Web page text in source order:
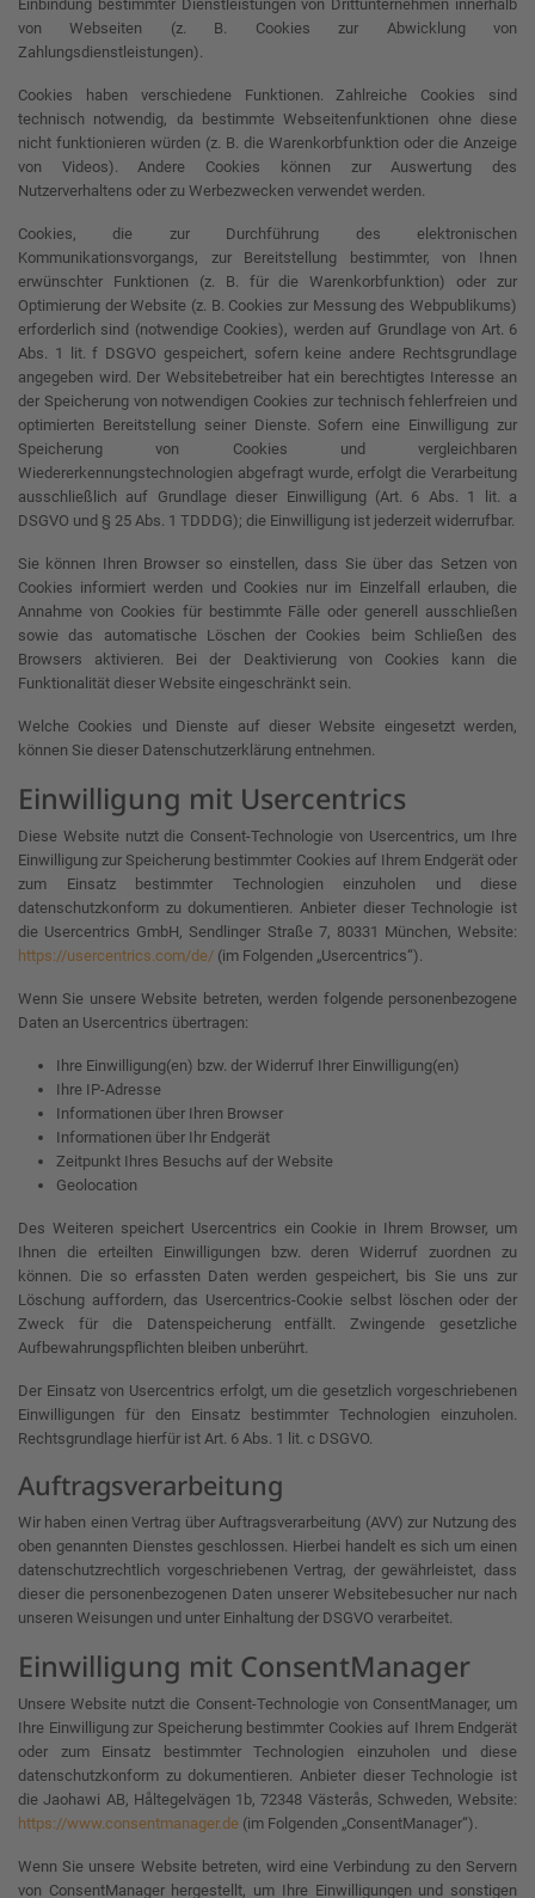
Einbindung bestimmter Dienstleistungen von Drittunternehmen innerhalb
von Webseiten (z. B. Cookies zur Abwicklung von
Zahlungsdienstleistungen).
Cookies haben verschiedene Funktionen. Zahlreiche Cookies sind
technisch notwendig, da bestimmte Webseitenfunktionen ohne diese
nicht funktionieren würden (z. B. die Warenkorbfunktion oder die Anzeige
von Videos). Andere Cookies können zur Auswertung des
Nutzerverhaltens oder zu Werbezwecken verwendet werden.
Cookies, die zur Durchführung des elektronischen
Kommunikationsvorgangs, zur Bereitstellung bestimmter, von Ihnen
erwünschter Funktionen (z. B. für die Warenkorbfunktion) oder zur
Optimierung der Website (z. B. Cookies zur Messung des Webpublikums)
erforderlich sind (notwendige Cookies), werden auf Grundlage von Art. 6
Abs. 1 lit. f DSGVO gespeichert, sofern keine andere Rechtsgrundlage
angegeben wird. Der Websitebetreiber hat ein berechtigtes Interesse an
der Speicherung von notwendigen Cookies zur technisch fehlerfreien und
optimierten Bereitstellung seiner Dienste. Sofern eine Einwilligung zur
Speicherung von Cookies und vergleichbaren
Wiedererkennungstechnologien abgefragt wurde, erfolgt die Verarbeitung
ausschließlich auf Grundlage dieser Einwilligung (Art. 6 Abs. 1 lit. a
DSGVO und § 25 Abs. 1 TDDDG); die Einwilligung ist jederzeit widerrufbar.
Sie können Ihren Browser so einstellen, dass Sie über das Setzen von
Cookies informiert werden und Cookies nur im Einzelfall erlauben, die
Annahme von Cookies für bestimmte Fälle oder generell ausschließen
sowie das automatische Löschen der Cookies beim Schließen des
Browsers aktivieren. Bei der Deaktivierung von Cookies kann die
Funktionalität dieser Website eingeschränkt sein.
Welche Cookies und Dienste auf dieser Website eingesetzt werden,
können Sie dieser Datenschutzerklärung entnehmen.
Einwilligung mit Usercentrics
Diese Website nutzt die Consent-Technologie von Usercentrics, um Ihre
Einwilligung zur Speicherung bestimmter Cookies auf Ihrem Endgerät oder
zum Einsatz bestimmter Technologien einzuholen und diese
datenschutzkonform zu dokumentieren. Anbieter dieser Technologie ist
die Usercentrics GmbH, Sendlinger Straße 7, 80331 München, Website:
https://usercentrics.com/de/ (im Folgenden „Usercentrics“).
Wenn Sie unsere Website betreten, werden folgende personenbezogene
Daten an Usercentrics übertragen:
Ihre Einwilligung(en) bzw. der Widerruf Ihrer Einwilligung(en)
Ihre IP-Adresse
Informationen über Ihren Browser
Informationen über Ihr Endgerät
Zeitpunkt Ihres Besuchs auf der Website
Geolocation
Des Weiteren speichert Usercentrics ein Cookie in Ihrem Browser, um
Ihnen die erteilten Einwilligungen bzw. deren Widerruf zuordnen zu
können. Die so erfassten Daten werden gespeichert, bis Sie uns zur
Löschung auffordern, das Usercentrics-Cookie selbst löschen oder der
Zweck für die Datenspeicherung entfällt. Zwingende gesetzliche
Aufbewahrungspflichten bleiben unberührt.
Der Einsatz von Usercentrics erfolgt, um die gesetzlich vorgeschriebenen
Einwilligungen für den Einsatz bestimmter Technologien einzuholen.
Rechtsgrundlage hierfür ist Art. 6 Abs. 1 lit. c DSGVO.
Auftragsverarbeitung
Wir haben einen Vertrag über Auftragsverarbeitung (AVV) zur Nutzung des
oben genannten Dienstes geschlossen. Hierbei handelt es sich um einen
datenschutzrechtlich vorgeschriebenen Vertrag, der gewährleistet, dass
dieser die personenbezogenen Daten unserer Websitebesucher nur nach
unseren Weisungen und unter Einhaltung der DSGVO verarbeitet.
Einwilligung mit ConsentManager
Unsere Website nutzt die Consent-Technologie von ConsentManager, um
Ihre Einwilligung zur Speicherung bestimmter Cookies auf Ihrem Endgerät
oder zum Einsatz bestimmter Technologien einzuholen und diese
datenschutzkonform zu dokumentieren. Anbieter dieser Technologie ist
die Jaohawi AB, Håltegelvägen 1b, 72348 Västerås, Schweden, Website:
https://www.consentmanager.de (im Folgenden „ConsentManager“).
Wenn Sie unsere Website betreten, wird eine Verbindung zu den Servern
von ConsentManager hergestellt, um Ihre Einwilligungen und sonstigen